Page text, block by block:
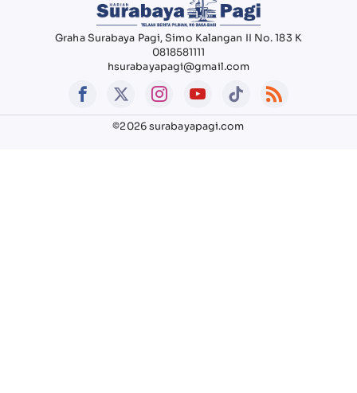
Graha Surabaya Pagi, Simo Kalangan II No. 183 K
0818581111
hsurabayapagi@gmail.com
©2026 surabayapagi.com